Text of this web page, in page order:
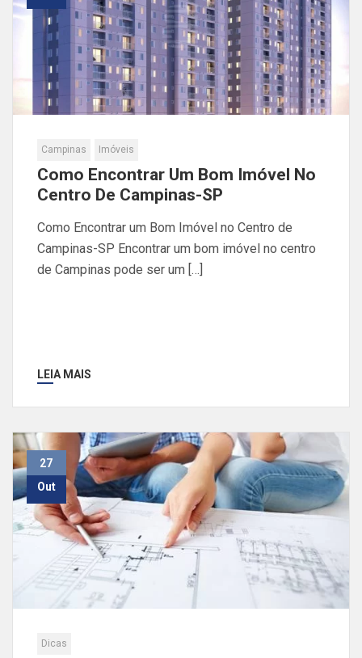
Campinas Imóveis
Como Encontrar Um Bom Imóvel No
Centro De Campinas-SP
Como Encontrar um Bom Imóvel no Centro de
Campinas-SP Encontrar um bom imóvel no centro
de Campinas pode ser um […]
LEIA MAIS
27
Out
Dicas